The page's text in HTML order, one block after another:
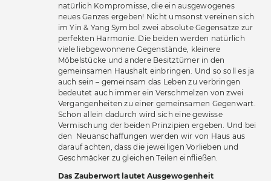
natürlich Kompromisse, die ein ausgewogenes
neues Ganzes ergeben! Nicht umsonst vereinen sich
im Yin & Yang Symbol zwei absolute Gegensätze zur
perfekten Harmonie. Die beiden werden natürlich
viele liebgewonnene Gegenstände, kleinere
Möbelstücke und andere Besitztümer in den
gemeinsamen Haushalt einbringen. Und so soll es ja
auch sein – gemeinsam das Leben zu verbringen
bedeutet auch immer ein Verschmelzen von zwei
Vergangenheiten zu einer gemeinsamen Gegenwart.
Schon allein dadurch wird sich eine gewisse
Vermischung der beiden Prinzipien ergeben. Und bei
den Neuanschaffungen werden wir von Haus aus
darauf achten, dass die jeweiligen Vorlieben und
Geschmäcker zu gleichen Teilen einfließen.
Das Zauberwort lautet Ausgewogenheit